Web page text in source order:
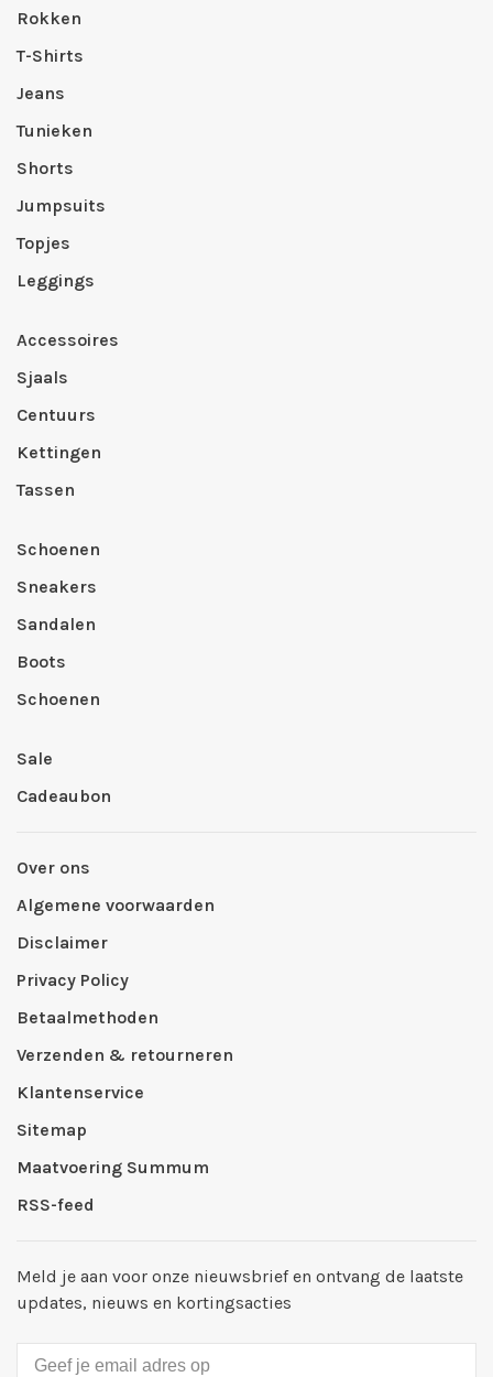
Rokken
T-Shirts
Jeans
Tunieken
Shorts
Jumpsuits
Topjes
Leggings
Accessoires
Sjaals
Centuurs
Kettingen
Tassen
Schoenen
Sneakers
Sandalen
Boots
Schoenen
Sale
Cadeaubon
Over ons
Algemene voorwaarden
Disclaimer
Privacy Policy
Betaalmethoden
Verzenden & retourneren
Klantenservice
Sitemap
Maatvoering Summum
RSS-feed
Meld je aan voor onze nieuwsbrief en ontvang de laatste
updates, nieuws en kortingsacties